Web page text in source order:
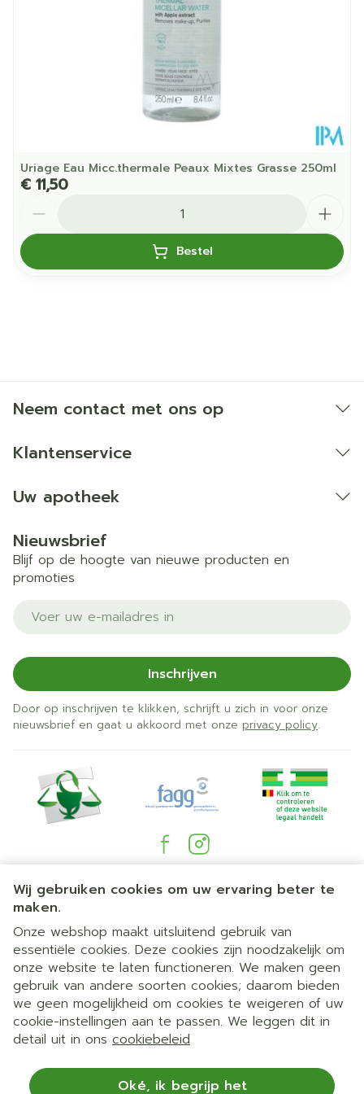
Wij gebruiken cookies om uw ervaring beter te
maken.
Onze webshop maakt uitsluitend gebruik van
essentiële cookies. Deze cookies zijn noodzakelijk om
onze website te laten functioneren. We maken geen
gebruik van andere soorten cookies; daarom bieden
we geen mogelijkheid om cookies te weigeren of uw
cookie-instellingen aan te passen. We leggen dit in
detail uit in ons cookiebeleid
Oké, ik begrijp het
25°C)
Uriage Eau Micc.thermale Peaux Mixtes Grasse 250ml
€ 11,50
Bestel
Neem contact met ons op
Klantenservice
Uw apotheek
Nieuwsbrief
Blijf op de hoogte van nieuwe producten en
promoties
E-mail adres
Inschrijven
Door op inschrijven te klikken, schrijft u zich in voor onze
nieuwsbrief en gaat u akkoord met onze privacy policy.
Juridische links